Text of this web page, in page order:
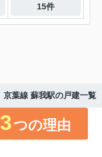
15件
京葉線 蘇我駅の戸建一覧
3つの理由